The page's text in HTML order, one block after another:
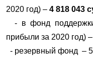
2020 год) – 4 818 043
- в фонд
прибыли за 2020 год) –
- резервный фонд –